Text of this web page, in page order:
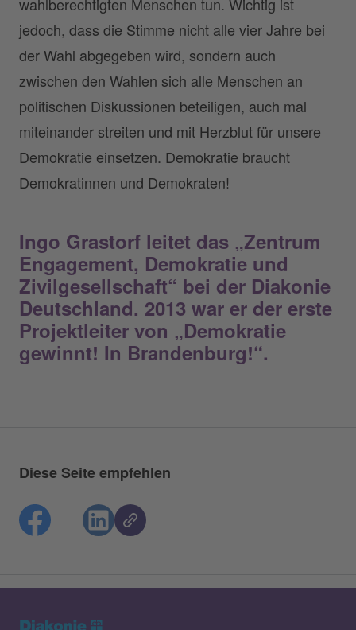
jedoch, dass die Stimme nicht alle vier Jahre bei
der Wahl abgegeben wird, sondern auch
zwischen den Wahlen sich alle Menschen an
politischen Diskussionen beteiligen, auch mal
miteinander streiten und mit Herzblut für unsere
Demokratie einsetzen. Demokratie braucht
Demokratinnen und Demokraten!
Ingo Grastorf leitet das „Zentrum
Engagement, Demokratie und
Zivilgesellschaft“ bei der Diakonie
Deutschland. 2013 war er der erste
Projektleiter von „Demokratie
gewinnt! In Brandenburg!“.
Diese Seite empfehlen